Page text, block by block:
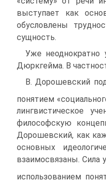
выступает как
обусловлены
сущность.
Уже неоднократно
Дюркгейма. В
В. Дорошевский
понятием
лингвистическое
философскую
Дорошевский, как
основных
взаимосвязаны. Сила
использованием